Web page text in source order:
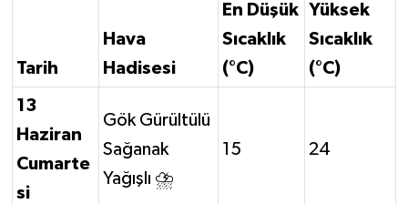
Tarih
Hava
Hadisesi
En Düşük
Sıcaklık
(°C)
Yüksek
Sıcaklık
(°C)
13
Haziran
Cumarte
si
Gök Gürültülü
Sağanak
Yağışlı ⛈️
15 24